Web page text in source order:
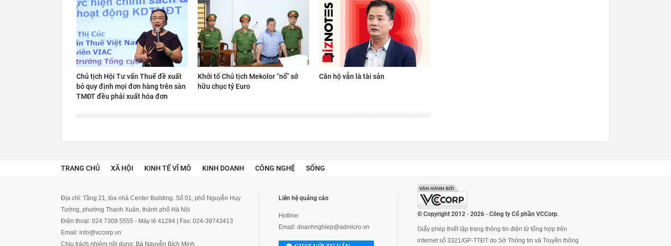
Chủ tịch Hội Tư vấn Thuế đề xuất
bỏ quy định mọi đơn hàng trên sàn
TMĐT đều phải xuất hóa đơn
Khởi tố Chủ tịch Mekolor “nổ” sở
hữu chục tỷ Euro
Căn hộ vẫn là tài sản
TRANG CHỦ XÃ HỘI KINH TẾ VĨ MÔ KINH DOANH CÔNG NGHỆ SỐNG
Địa chỉ: Tầng 21, tòa nhà Center Building. Số 01, phố Nguyễn Huy
Tưởng, phường Thanh Xuân, thành phố Hà Nội
Điện thoại: 024 7309 5555 - Máy lẻ 41294 | Fax: 024-39743413
Email: info@vccorp.vn
Chịu trách nhiệm nội dung: Bà Nguyễn Bích Minh
Liên hệ quảng cáo
Hotline:
Email: doanhnghiep@admicro.vn
© Copyright 2012 - 2026 - Công ty Cổ phần VCCorp.
Giấy phép thiết lập trang thông tin điện tử tổng hợp trên
internet số 3321/GP-TTĐT do Sở Thông tin và Truyền thông